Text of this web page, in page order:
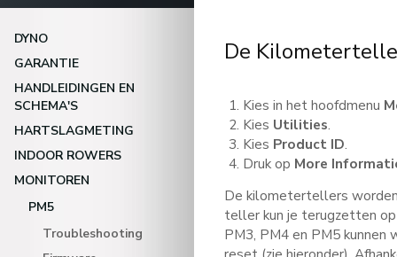
DYNO
GARANTIE
HANDLEIDINGEN EN
SCHEMA'S
HARTSLAGMETING
INDOOR ROWERS
MONITOREN
PM5
Troubleshooting
De
Kies in het hoofdmenu
Kies Utilities.
Kies Product ID.
Druk op More
De kilometertellers
teller kun je terugzetten
PM3, PM4 en PM5